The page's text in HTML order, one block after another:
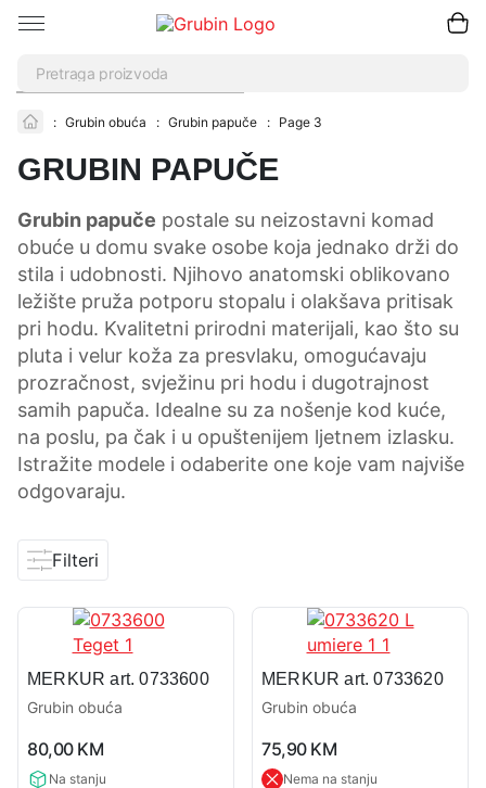
: Grubin obuća : Grubin papuče : Page 3
GRUBIN PAPUČE
Grubin papuče postale su neizostavni komad
obuće u domu svake osobe koja jednako drži do
stila i udobnosti. Njihovo anatomski oblikovano
ležište pruža potporu stopalu i olakšava pritisak
pri hodu. Kvalitetni prirodni materijali, kao što su
pluta i velur koža za presvlaku, omogućavaju
prozračnost, svježinu pri hodu i dugotrajnost
samih papuča. Idealne su za nošenje kod kuće,
na poslu, pa čak i u opuštenijem ljetnem izlasku.
Istražite modele i odaberite one koje vam najviše
odgovaraju.
Filteri
MERKUR art. 0733600
Grubin obuća
rating
80,00 KM
Na stanju
MERKUR art. 0733620
Grubin obuća
rating
75,90 KM
Nema na stanju